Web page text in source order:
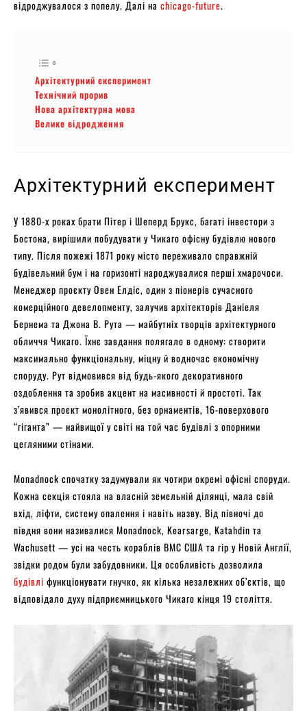
відроджувалося з попелу. Далі на chicago-future.
Архітектурний експеримент
Технічний прорив
Нова архітектурна мова
Велике відродження
Архітектурний експеримент
У 1880-х роках брати Пітер і Шеперд Брукс, багаті інвестори з
Бостона, вирішили побудувати у Чикаго офісну будівлю нового
типу. Після пожежі 1871 року місто переживало справжній
будівельний бум і на горизонті народжувалися перші хмарочоси.
Менеджер проєкту Овен Елдіс, один з піонерів сучасного
комерційного девелопменту, залучив архітекторів Даніеля
Бернема та Джона В. Рута — майбутніх творців архітектурного
обличчя Чикаго. Їхнє завдання полягало в одному: створити
максимально функціональну, міцну й водночас економічну
споруду. Рут відмовився від будь-якого декоративного
оздоблення та зробив акцент на масивності й простоті. Так
з’явився проєкт монолітного, без орнаментів, 16-поверхового
“гіганта” — найвищої у світі на той час будівлі з опорними
цегляними стінами.
Monadnock спочатку задумували як чотири окремі офісні споруди.
Кожна секція стояла на власній земельній ділянці, мала свій
вхід, ліфти, систему опалення і навіть назву. Від півночі до
півдня вони називалися Monadnock, Kearsarge, Katahdin та
Wachusett — усі на честь кораблів ВМС США та гір у Новій Англії,
звідки родом були забудовники. Ця особливість дозволила
будівлі функціонувати гнучко, як кілька незалежних об’єктів, що
відповідало духу підприємницького Чикаго кінця 19 століття.